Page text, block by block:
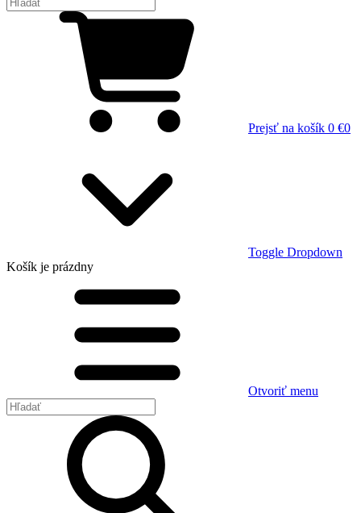
Prejsť na košík 0 €0
Toggle Dropdown
Košík je prázdny
Otvoriť menu